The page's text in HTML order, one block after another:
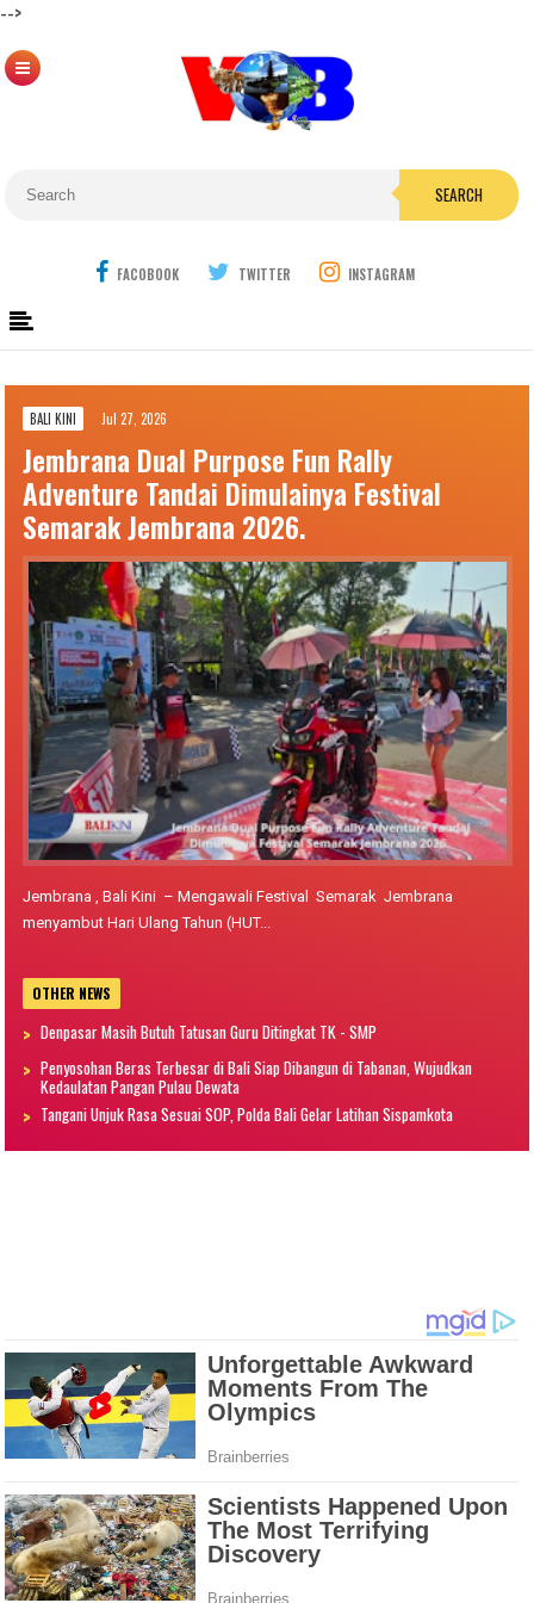
-->
SEARCH
FACOBOOK TWITTER INSTAGRAM
BALI KINI Jul 27, 2026
Jembrana Dual Purpose Fun Rally
Adventure Tandai Dimulainya Festival
Semarak Jembrana 2026.
Jembrana , Bali Kini – Mengawali Festival Semarak Jembrana
menyambut Hari Ulang Tahun (HUT...
OTHER NEWS
Denpasar Masih Butuh Tatusan Guru Ditingkat TK - SMP
Penyosohan Beras Terbesar di Bali Siap Dibangun di Tabanan, Wujudkan
Kedaulatan Pangan Pulau Dewata
Tangani Unjuk Rasa Sesuai SOP, Polda Bali Gelar Latihan Sispamkota